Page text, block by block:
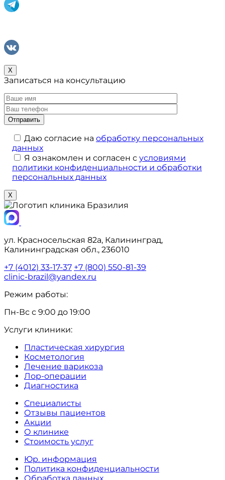
X
Записаться на консультацию
Даю согласие на обработку персональных
данных
Я ознакомлен и согласен с условиями
политики конфиденциальности и обработки
персональных данных
X
ул. Красносельская 82а, Калининград,
Калининградская обл., 236010
+7 (4012) 33-17-37 +7 (800) 550-81-39
clinic-brazil@yandex.ru
Режим работы:
Пн-Вс с 9:00 до 19:00
Услуги клиники:
Пластическая хирургия
Косметология
Лечение варикоза
Лор-операции
Диагностика
Специалисты
Отзывы пациентов
Акции
О клинике
Стоимость услуг
Юр. информация
Политика конфиденциальности